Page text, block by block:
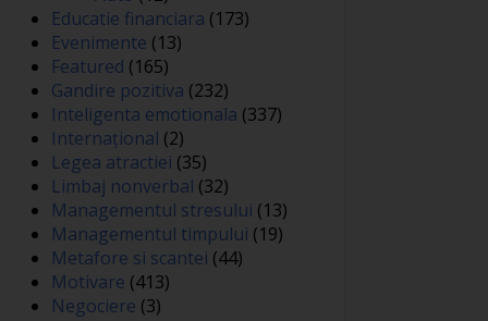
Educatie financiara (173)
Evenimente (13)
Featured (165)
Gandire pozitiva (232)
Inteligenta emotionala (337)
Internațional (2)
Legea atractiei (35)
Limbaj nonverbal (32)
Managementul stresului (13)
Managementul timpului (19)
Metafore si scantei (44)
Motivare (413)
Negociere (3)